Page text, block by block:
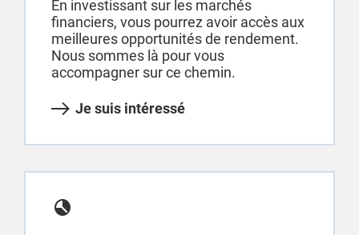
En investissant sur les marchés
financiers, vous pourrez avoir accès aux
meilleures opportunités de rendement.
Nous sommes là pour vous
accompagner sur ce chemin.
Je suis intéressé